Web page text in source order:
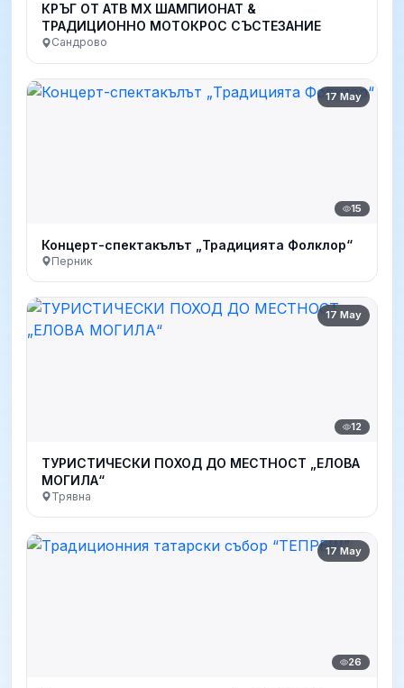
КРЪГ ОТ АТВ МХ ШАМПИОНАТ &
ТРАДИЦИОННО МОТОКРОС СЪСТЕЗАНИЕ
Сандрово
17 May
15
Концерт-спектакълът „Традицията Фолклор“
Перник
17 May
12
ТУРИСТИЧЕСКИ ПОХОД ДО МЕСТНОСТ „ЕЛОВА
МОГИЛА“
Трявна
17 May
26